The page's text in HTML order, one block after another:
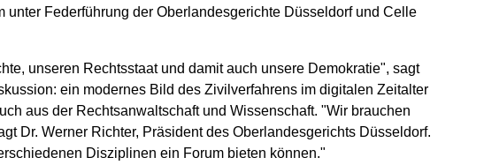
Federführung der Oberlandesgerichte Düsseldorf und Celle
unseren Rechtsstaat und damit auch unsere Demokratie", sagt
ein modernes Bild des Zivilverfahrens im digitalen Zeitalter
aus der Rechtsanwaltschaft und Wissenschaft. "Wir brauchen
Dr. Werner Richter, Präsident des Oberlandesgerichts Düsseldorf.
Disziplinen ein Forum bieten können."